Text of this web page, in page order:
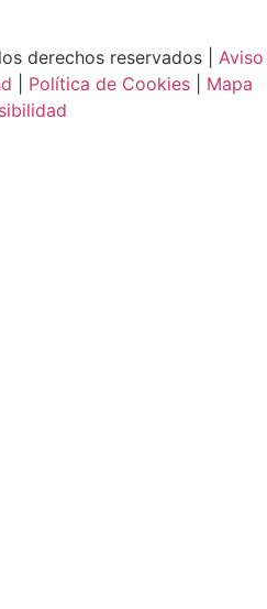
derechos reservados | Aviso
Política de Cookies
Mapa